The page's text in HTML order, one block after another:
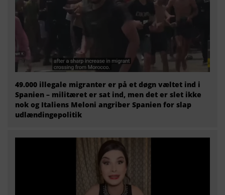
49.000 illegale migranter er på et døgn væltet ind i
Spanien – militæret er sat ind, men det er slet ikke
nok og Italiens Meloni angriber Spanien for slap
udlændingepolitik